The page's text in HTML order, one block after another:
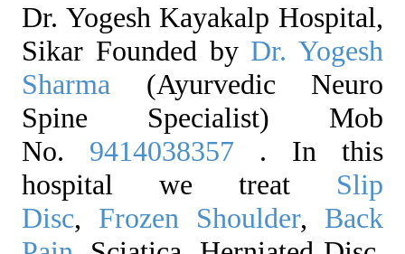
Dr. Yogesh Kayakalp Hospital,
Sikar Founded by Dr. Yogesh
Sharma (Ayurvedic Neuro
Spine Specialist) Mob
No. 9414038357 . In this
hospital we treat Slip
Disc, Frozen Shoulder, Back